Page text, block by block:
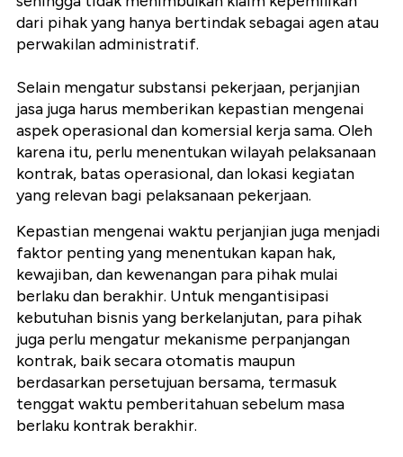
dari pihak yang hanya bertindak sebagai agen atau
perwakilan administratif.
Selain mengatur substansi pekerjaan, perjanjian
jasa juga harus memberikan kepastian mengenai
aspek operasional dan komersial kerja sama. Oleh
karena itu, perlu menentukan wilayah pelaksanaan
kontrak, batas operasional, dan lokasi kegiatan
yang relevan bagi pelaksanaan pekerjaan.
Kepastian mengenai waktu perjanjian juga menjadi
faktor penting yang menentukan kapan hak,
kewajiban, dan kewenangan para pihak mulai
berlaku dan berakhir. Untuk mengantisipasi
kebutuhan bisnis yang berkelanjutan, para pihak
juga perlu mengatur mekanisme perpanjangan
kontrak, baik secara otomatis maupun
berdasarkan persetujuan bersama, termasuk
tenggat waktu pemberitahuan sebelum masa
berlaku kontrak berakhir.